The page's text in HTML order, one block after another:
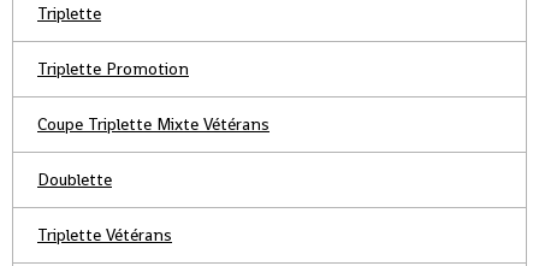
Triplette
Triplette Promotion
Coupe Triplette Mixte Vétérans
Doublette
Triplette Vétérans